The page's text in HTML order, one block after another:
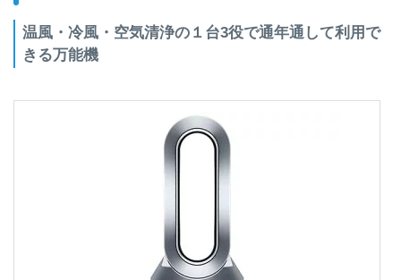
温風・冷風・空気清浄の１台3役で通年通して利用で
きる万能機